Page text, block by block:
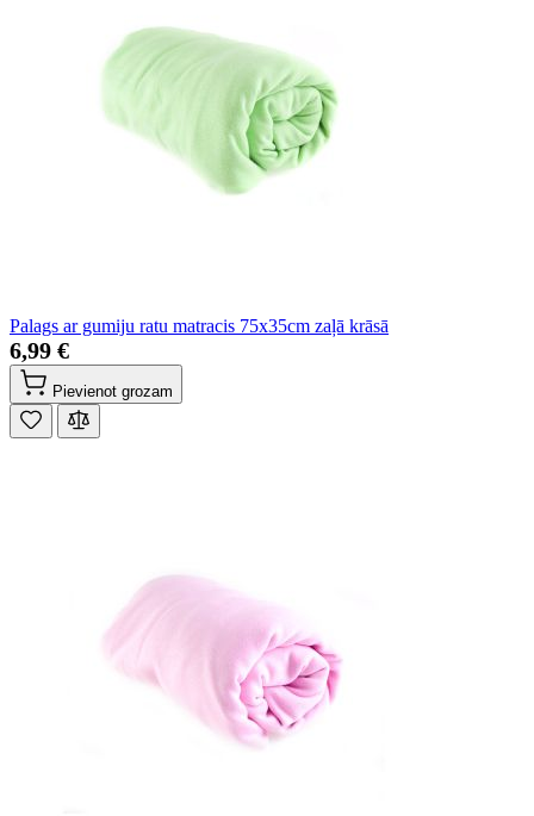
Palags ar gumiju ratu matracis 75x35cm zaļā krāsā
6,99 €
Pievienot grozam